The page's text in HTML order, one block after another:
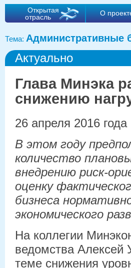
Открытая
отрасль
О
Тема: Административные
Актуально
Глава Минэка
снижению
26 апреля 2016 года
В этом году
количество
внедрению риск-
оценку
бизнеса
экономического
На коллегии
ведомства Алексей
теме снижения